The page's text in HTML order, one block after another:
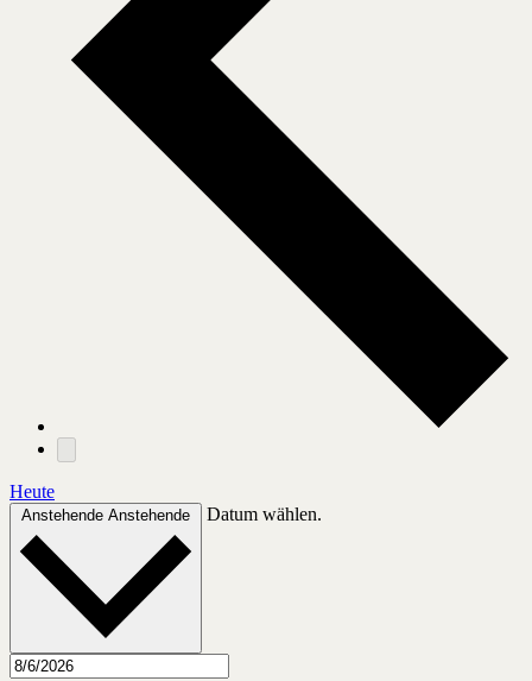
Heute
Anstehende Anstehende Datum wählen.